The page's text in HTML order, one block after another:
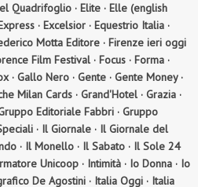
Quadrifoglio · Elite · Elle (english
· Excelsior · Equestrio Italia ·
Motta Editore · Firenze ieri oggi
Film Festival · Focus · Forma ·
· Gallo Nero · Gente · Gente Money ·
Milan Cards · Grand'Hotel · Grazia ·
Editoriale Fabbri · Gruppo
· Il Giornale · Il Giornale del
· Il Monello · Il Sabato · Il Sole 24
Unicoop · Intimità · Io Donna · Io
De Agostini · Italia Oggi · Italia